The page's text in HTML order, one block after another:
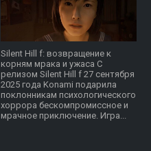
Silent Hill f: возвращение к
корням мрака и ужаса С
релизом Silent Hill f 27 сентября
2025 года Konami подарила
поклонникам психологического
хоррора бескомпромиссное и
мрачное приключение. Игра...